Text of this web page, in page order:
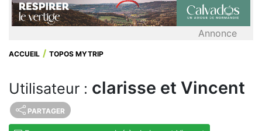
Annonce
ACCUEIL TOPOS MYTRIP
Utilisateur : clarisse et Vincent
PARTAGER